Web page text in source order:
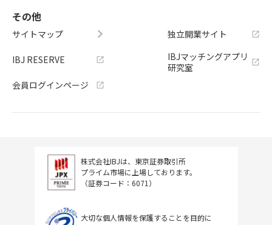
その他
サイトマップ
IBJ RESERVE
会員ログインページ
独立開業サイト
IBJマッチングアプリ
研究室
株式会社IBJは、東京証券取引所
プライム市場に上場しております。
（証券コード：6071）
大切な個人情報を保護することを目的に